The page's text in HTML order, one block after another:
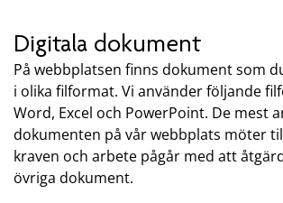
Digitala dokument
På webbplatsen finns dokument som
i olika filformat. Vi använder följande
Word, Excel och PowerPoint. De mest
dokumenten på vår webbplats möter
kraven och arbete pågår med att
övriga dokument.